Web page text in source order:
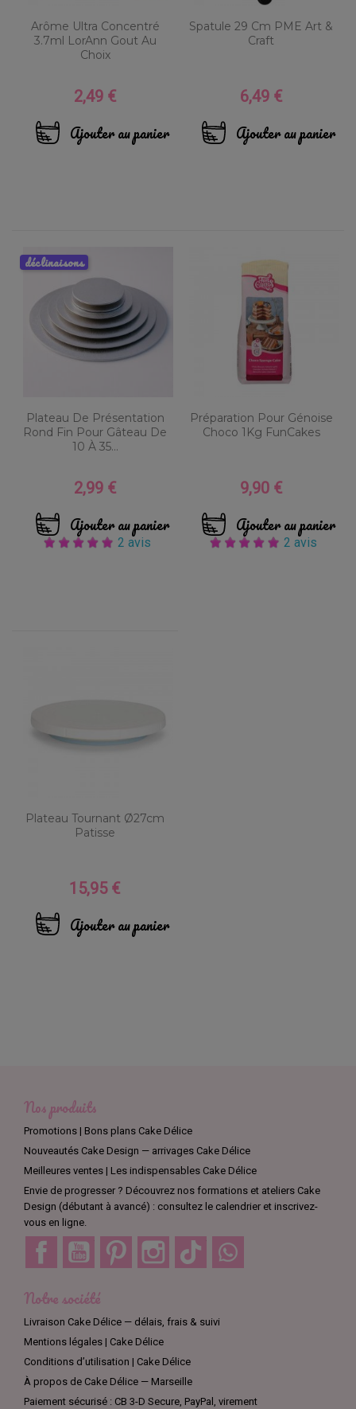
Arôme Ultra Concentré
3.7ml LorAnn Gout Au
Choix
Prix
2,49 €
Ajouter au panier
Spatule 29 Cm PME Art &
Craft
Prix
6,49 €
Ajouter au panier
Plateau De Présentation
Rond Fin Pour Gâteau De
10 À 35...
Prix
2,99 €
Ajouter au panier
2 avis
déclinaisons
Préparation Pour Génoise
Choco 1Kg FunCakes
Prix
9,90 €
Ajouter au panier
2 avis
Plateau Tournant Ø27cm
Patisse
Prix
15,95 €
Ajouter au panier
Nos produits
Promotions | Bons plans Cake Délice
Nouveautés Cake Design — arrivages Cake Délice
Meilleures ventes | Les indispensables Cake Délice
Envie de progresser ? Découvrez nos formations et ateliers Cake
Design (débutant à avancé) : consultez le calendrier et inscrivez-
vous en ligne.
Facebook YouTube Pinterest Instagram TikTok
Notre société
Livraison Cake Délice — délais, frais & suivi
Mentions légales | Cake Délice
Conditions d’utilisation | Cake Délice
À propos de Cake Délice — Marseille
Paiement sécurisé : CB 3-D Secure, PayPal, virement